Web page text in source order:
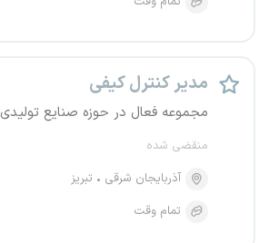
مدیر کنترل کیفی
مجموعه فعال در حوزه صنایع تولیدی
منقضی شده
آذربایجان شرقی
تبریز
تمام وقت